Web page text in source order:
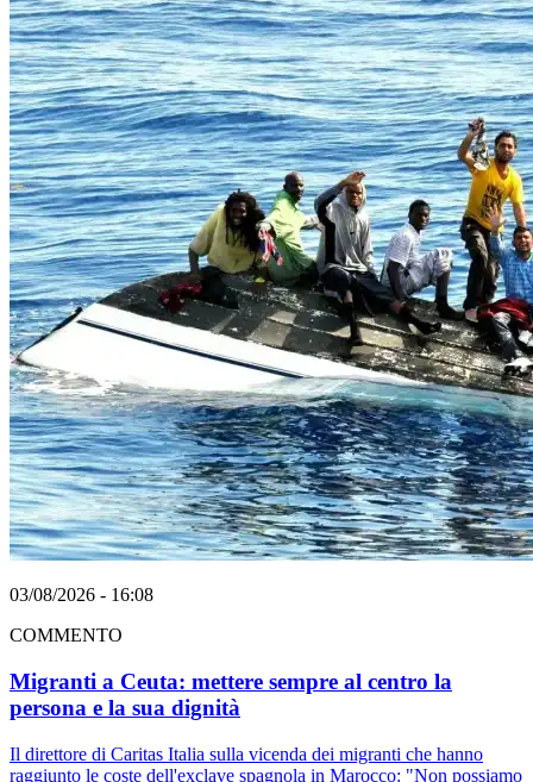
03/08/2026 - 16:08
COMMENTO
Migranti a Ceuta: mettere sempre al centro la
persona e la sua dignità
Il direttore di Caritas Italia sulla vicenda dei migranti che hanno
raggiunto le coste dell'exclave spagnola in Marocco: "Non possiamo